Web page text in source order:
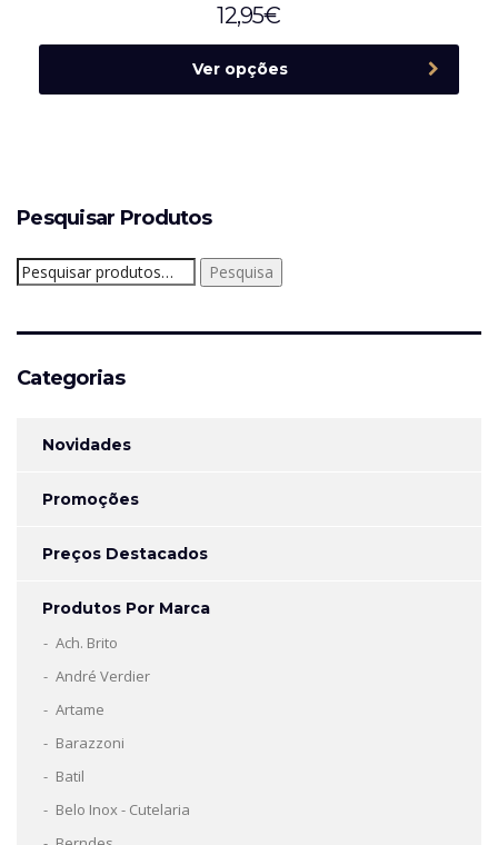
12,95€
Ver opções
Pesquisar Produtos
Pesquisar
por:
Pesquisa
Categorias
Novidades
Promoções
Preços Destacados
Produtos Por Marca
Ach. Brito
André Verdier
Artame
Barazzoni
Batil
Belo Inox - Cutelaria